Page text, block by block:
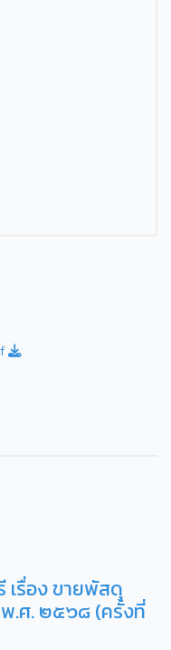
เรื่อง ขายพัสดุ
.ศ. ๒๕๖๘ (ครั้งที่